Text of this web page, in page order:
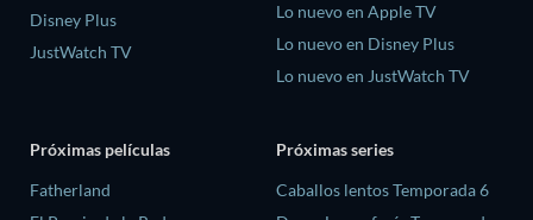
Disney Plus
JustWatch TV
Lo nuevo en Apple TV
Lo nuevo en Disney Plus
Lo nuevo en JustWatch TV
Próximas películas
Fatherland
Próximas series
Caballos lentos Temporada 6